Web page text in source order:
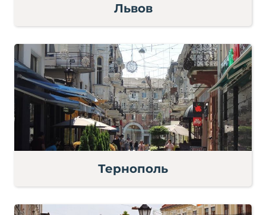
Львов
Тернополь